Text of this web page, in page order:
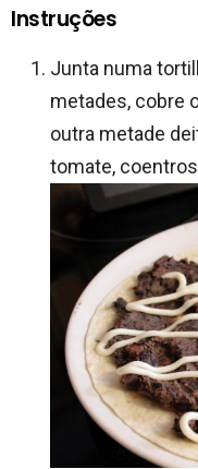
Instruções
Junta numa
metades, cobre
outra metade
tomate,